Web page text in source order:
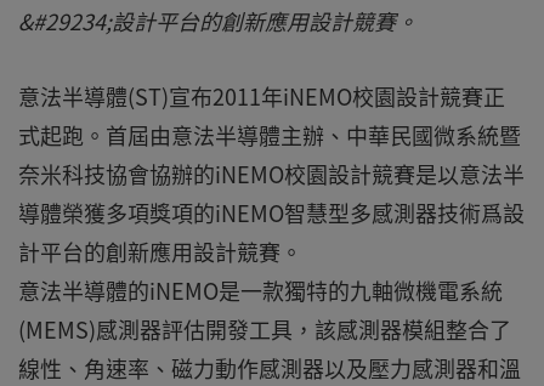
&#29234;設計平台的創新應用設計競賽。
意法半導體(ST)宣布2011年iNEMO校園設計競賽正
式起跑。首屆由意法半導體主辦、中華民國微系統暨
奈米科技協會協辦的iNEMO校園設計競賽是以意法半
導體榮獲多項獎項的iNEMO智慧型多感測器技術爲設
計平台的創新應用設計競賽。
意法半導體的iNEMO是一款獨特的九軸微機電系統
(MEMS)感測器評估開發工具，該感測器模組整合了
線性、角速率、磁力動作感測器以及壓力感測器和溫